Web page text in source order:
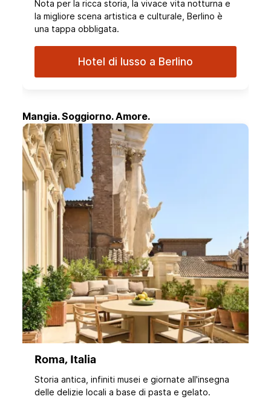
Nota per la ricca storia, la vivace vita notturna e
la migliore scena artistica e culturale, Berlino è
una tappa obbligata.
Hotel di lusso a Berlino
Mangia. Soggiorno. Amore.
Roma, Italia
Storia antica, infiniti musei e giornate all'insegna
delle delizie locali a base di pasta e gelato.